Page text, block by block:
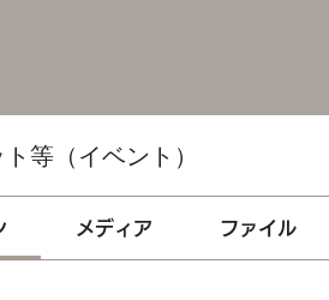
等（イベント）
メディア ファイル